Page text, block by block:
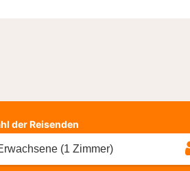
der Reisenden
(1 Zimmer)